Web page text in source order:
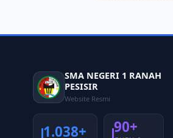
SMA NEGERI 1 RANAH
PESISIR
Website Resmi
1.038+ 90+